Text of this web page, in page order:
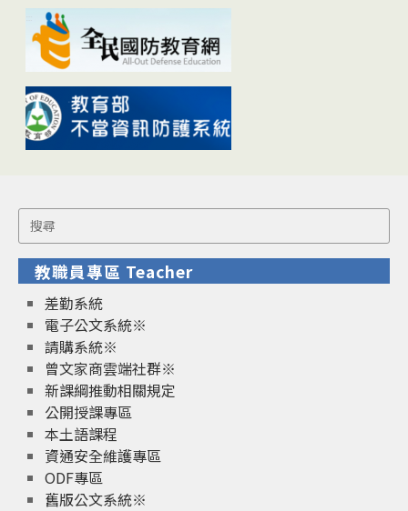
Search
for:
教職員專區 Teacher
差勤系統
電子公文系統※
請購系統※
曾文家商雲端社群※
新課綱推動相關規定
公開授課專區
本土語課程
資通安全維護專區
ODF專區
舊版公文系統※